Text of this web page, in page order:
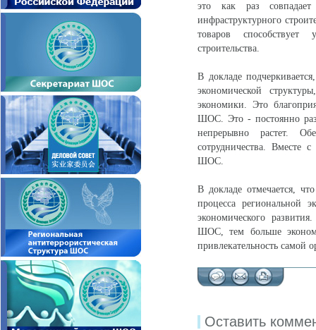
это как раз
инфраструктурного
товаров способствует
строительства.
В докладе
экономической
экономики. Это
ШОС. Это - постоянно
непрерывно растет.
сотрудничества. Вместе
ШОС.
В докладе отмечается,
процесса региональной
экономического
ШОС, тем больше
привлекательность самой
Оставить